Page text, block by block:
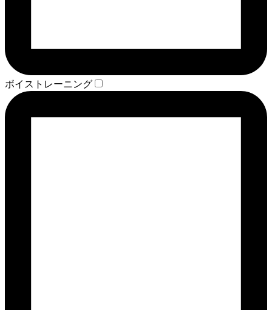
ボイストレーニング